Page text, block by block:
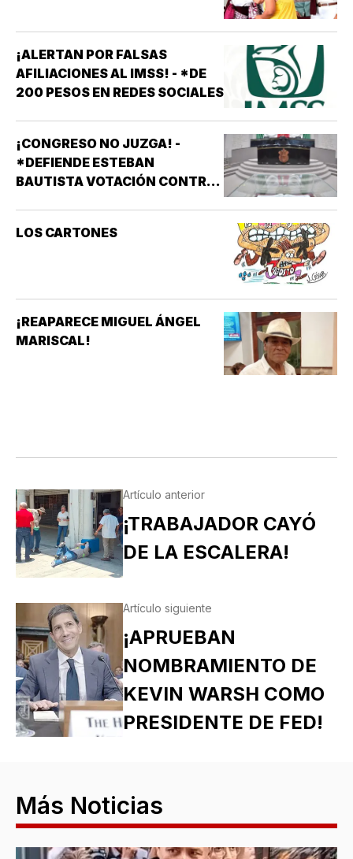
¡ALERTAN POR FALSAS
AFILIACIONES AL IMSS! - *DE
200 PESOS EN REDES SOCIALES
¡CONGRESO NO JUZGA! -
*DEFIENDE ESTEBAN
BAUTISTA VOTACIÓN CONTRA
LOS CARTONES
¡REAPARECE MIGUEL ÁNGEL
MARISCAL!
Artículo anterior
¡TRABAJADOR CAYÓ
DE LA ESCALERA!
Artículo siguiente
¡APRUEBAN
NOMBRAMIENTO DE
KEVIN WARSH COMO
PRESIDENTE DE FED!
Más Noticias